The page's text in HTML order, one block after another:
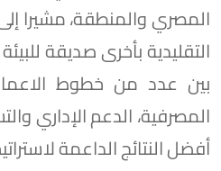
المصري والمنطقة، مشيرا
التقليدية بأخرى صديقة
بين عدد من خطوط الاعمال
المصرفية، الدعم الإداري
أفضل النتائج الداعمة